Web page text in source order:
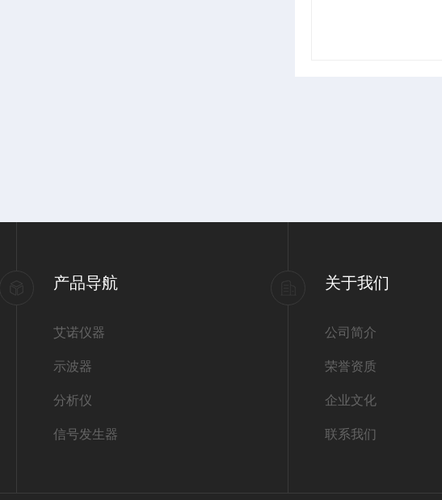
产品导航
艾诺仪器
示波器
分析仪
信号发生器
关于我们
公司简介
荣誉资质
企业文化
联系我们